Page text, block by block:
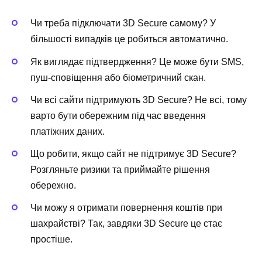
Чи треба підключати 3D Secure самому? У
більшості випадків це робиться автоматично.
Як виглядає підтвердження? Це може бути SMS,
пуш-сповіщення або біометричний скан.
Чи всі сайти підтримують 3D Secure? Не всі, тому
варто бути обережним під час введення
платіжних даних.
Що робити, якщо сайт не підтримує 3D Secure?
Розгляньте ризики та приймайте рішення
обережно.
Чи можу я отримати повернення коштів при
шахрайстві? Так, завдяки 3D Secure це стає
простіше.